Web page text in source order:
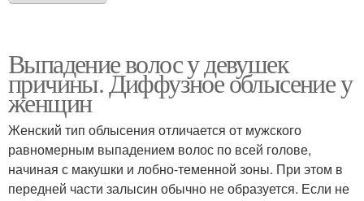
Выпадение волос у девушек
причины. Диффузное облысение у
женщин
Женский тип облысения отличается от мужского
равномерным выпадением волос по всей голове,
начиная с макушки и лобно-теменной зоны. При этом в
передней части залысин обычно не образуется. Если не